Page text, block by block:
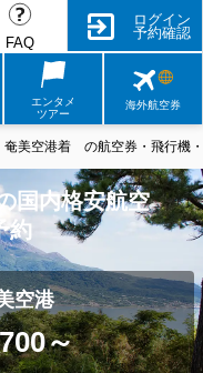
FAQ
ログイン
予約確認
エンタメ
ツアー
海外航空券
美空港着 の航空券・飛行機
国内格安航空
約
空港
～